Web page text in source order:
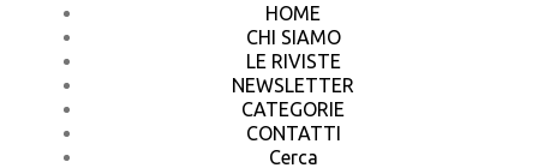
HOME
CHI SIAMO
LE RIVISTE
NEWSLETTER
CATEGORIE
CONTATTI
Cerca